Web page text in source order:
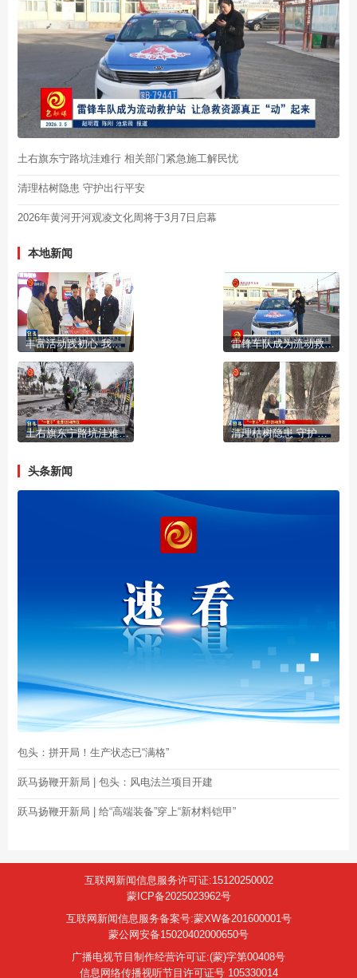
土右旗东宁路坑洼难行 相关部门紧急施工解民忧
清理枯树隐患 守护出行平安
2026年黄河开河观凌文化周将于3月7日启幕
本地新闻
丰富活动践初心 我市各地掀起学雷锋树新风热潮 雷锋车队成为流动救护站 让急救资源真正“动”起来
土右旗东宁路坑洼难行 相关部门紧急施工解民忧 清理枯树隐患 守护出行平安
头条新闻
包头：拼开局！生产状态已“满格”
跃马扬鞭开新局 | 包头：风电法兰项目开建
跃马扬鞭开新局 | 给“高端装备”穿上“新材料铠甲”
互联网新闻信息服务许可证:15120250002
蒙ICP备2025023962号
互联网新闻信息服务备案号:蒙XW备201600001号
蒙公网安备15020402000650号
广播电视节目制作经营许可证:(蒙)字第00408号
信息网络传播视听节目许可证号 105330014